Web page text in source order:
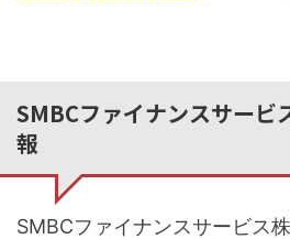
SMBCファイナンスサービ
報
SMBCファイナンスサービス